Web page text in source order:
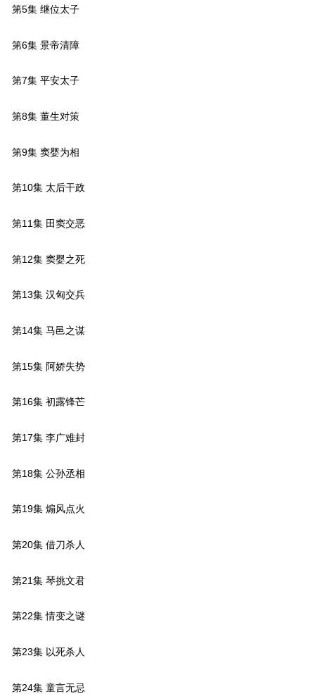
第5集 继位太子
第6集 景帝清障
第7集 平安太子
第8集 董生对策
第9集 窦婴为相
第10集 太后干政
第11集 田窦交恶
第12集 窦婴之死
第13集 汉匈交兵
第14集 马邑之谋
第15集 阿娇失势
第16集 初露锋芒
第17集 李广难封
第18集 公孙丞相
第19集 煽风点火
第20集 借刀杀人
第21集 琴挑文君
第22集 情变之谜
第23集 以死杀人
第24集 童言无忌